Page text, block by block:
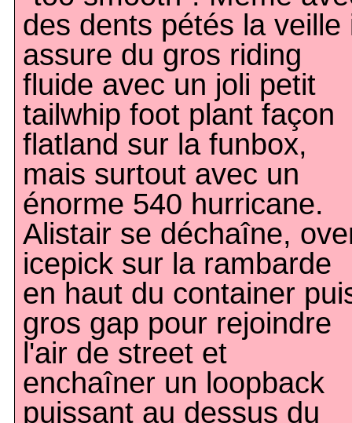
des dents pétés la veille
assure du gros riding
fluide avec un joli petit
tailwhip foot plant façon
flatland sur la funbox,
mais surtout avec un
énorme 540 hurricane.
Alistair se déchaîne,
icepick sur la rambarde
en haut du container
gros gap pour rejoindre
l'air de street et
enchaîner un loopback
puissant au dessus du